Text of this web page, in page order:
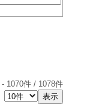
- 1070件 / 1078件